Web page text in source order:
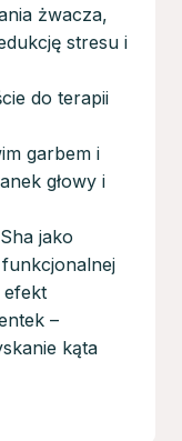
żwacza,
stresu i
do terapii
garbem i
głowy i
jako
efekt
–
kąta